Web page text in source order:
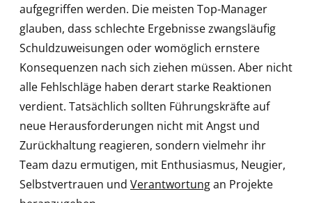
aufgegriffen werden. Die meisten Top-Manager
glauben, dass schlechte Ergebnisse zwangsläufig
Schuldzuweisungen oder womöglich ernstere
Konsequenzen nach sich ziehen müssen. Aber nicht
alle Fehlschläge haben derart starke Reaktionen
verdient. Tatsächlich sollten Führungskräfte auf
neue Herausforderungen nicht mit Angst und
Zurückhaltung reagieren, sondern vielmehr ihr
Team dazu ermutigen, mit Enthusiasmus, Neugier,
Selbstvertrauen und Verantwortungan Projekte